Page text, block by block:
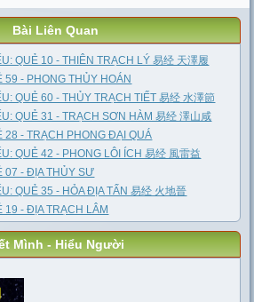
Bài Liên Quan
QUẺ 10 - THIÊN TRẠCH LÝ 易经 天澤履
59 - PHONG THỦY HOÁN
QUẺ 60 - THỦY TRẠCH TIẾT 易经 水澤節
QUẺ 31 - TRẠCH SƠN HÀM 易经 澤山咸
28 - TRẠCH PHONG ĐẠI QUÁ
QUẺ 42 - PHONG LÔI ÍCH 易经 風雷益
07 - ĐỊA THỦY SƯ
QUẺ 35 - HỎA ĐỊA TẤN 易经 火地晉
19 - ĐỊA TRẠCH LÂM
Mình - Hiểu Người